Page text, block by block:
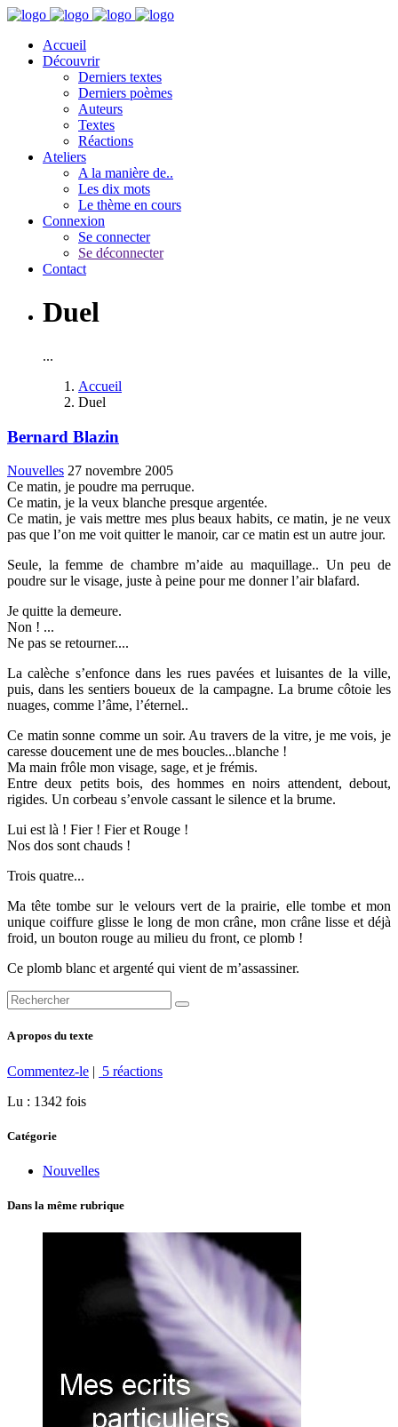
Accueil
Découvrir
Derniers textes
Derniers poèmes
Auteurs
Textes
Réactions
Ateliers
A la manière de..
Les dix mots
Le thème en cours
Connexion
Se connecter
Se déconnecter
Contact
Duel
...
Accueil
Duel
Bernard Blazin
Nouvelles 27 novembre 2005
Ce matin, je poudre ma perruque.
Ce matin, je la veux blanche presque argentée.
Ce matin, je vais mettre mes plus beaux habits, ce matin, je ne veux
pas que l’on me voit quitter le manoir, car ce matin est un autre jour.
Seule, la femme de chambre m’aide au maquillage.. Un peu de
poudre sur le visage, juste à peine pour me donner l’air blafard.
Je quitte la demeure.
Non ! ...
Ne pas se retourner....
La calèche s’enfonce dans les rues pavées et luisantes de la ville,
puis, dans les sentiers boueux de la campagne. La brume côtoie les
nuages, comme l’âme, l’éternel..
Ce matin sonne comme un soir. Au travers de la vitre, je me vois, je
caresse doucement une de mes boucles...blanche !
Ma main frôle mon visage, sage, et je frémis.
Entre deux petits bois, des hommes en noirs attendent, debout,
rigides. Un corbeau s’envole cassant le silence et la brume.
Lui est là ! Fier ! Fier et Rouge !
Nos dos sont chauds !
Trois quatre...
Ma tête tombe sur le velours vert de la prairie, elle tombe et mon
unique coiffure glisse le long de mon crâne, mon crâne lisse et déjà
froid, un bouton rouge au milieu du front, ce plomb !
Ce plomb blanc et argenté qui vient de m’assassiner.
A propos du texte
Commentez-le | 5 réactions
Lu : 1342 fois
Catégorie
Nouvelles
Dans la même rubrique